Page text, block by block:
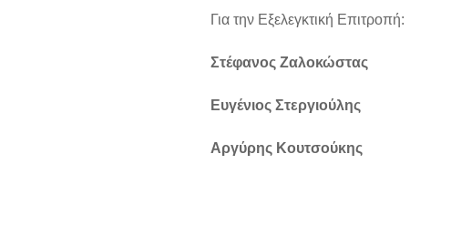
Για την Εξελεγκτική Επιτροπή:
Στέφανος Ζαλοκώστας
Ευγένιος Στεργιούλης
Αργύρης Κουτσούκης